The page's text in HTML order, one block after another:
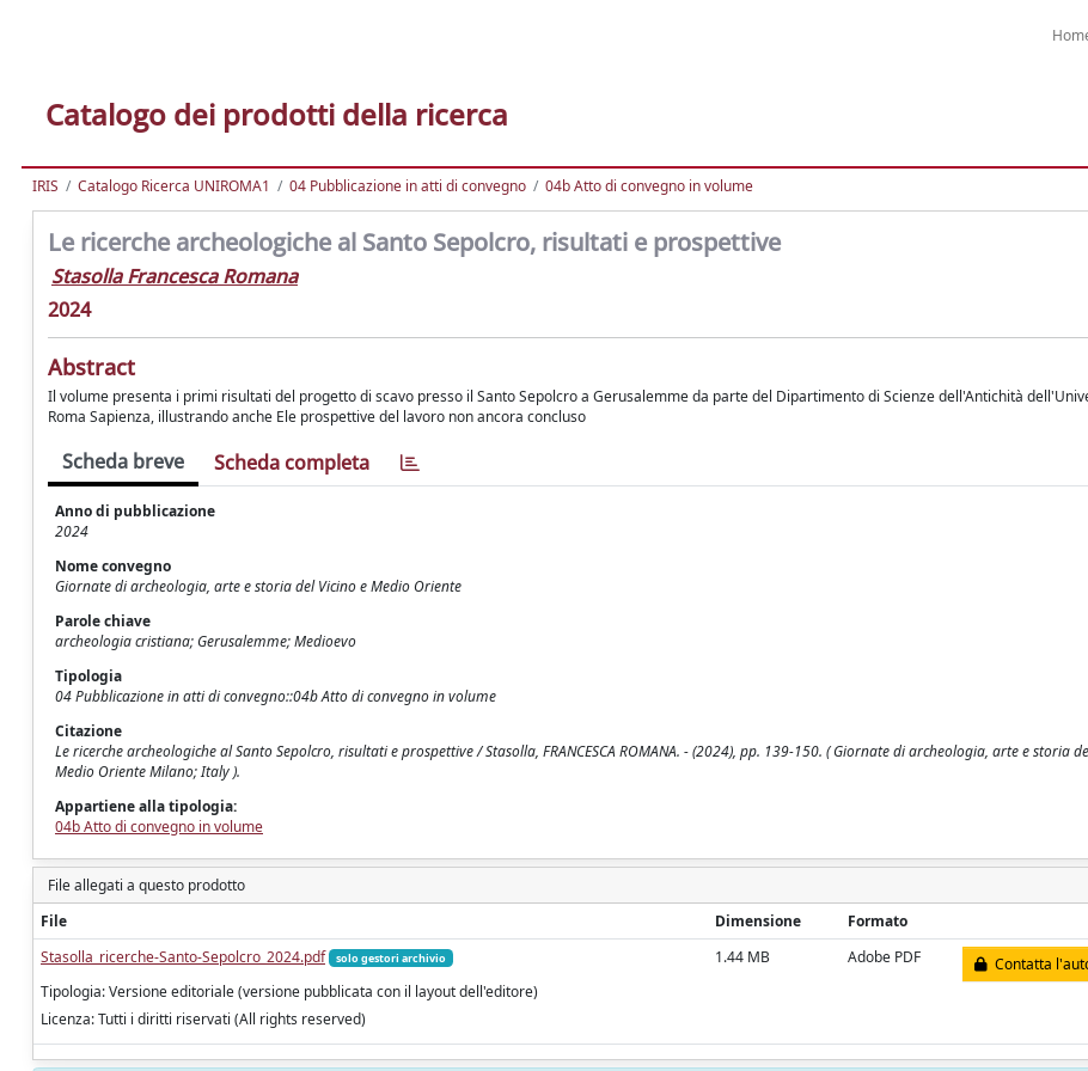
Catalogo dei prodotti della ricerca
IRIS Catalogo Ricerca UNIROMA1 04 Pubblicazione in atti di convegno 04b Atto di convegno in volume
Le ricerche archeologiche al Santo Sepolcro, risultati e prospettive
Stasolla Francesca Romana
2024
Abstract
Il volume presenta i primi risultati del progetto di scavo presso il Santo Sepolcro a Gerusalemme da parte del Dipartimento di Scienze dell'Antichità
Roma Sapienza, illustrando anche Ele prospettive del lavoro non ancora concluso
Scheda breve Scheda completa
Anno di pubblicazione
2024
Nome convegno
Giornate di archeologia, arte e storia del Vicino e Medio Oriente
Parole chiave
archeologia cristiana; Gerusalemme; Medioevo
Tipologia
04 Pubblicazione in atti di convegno::04b Atto di convegno in volume
Citazione
Le ricerche archeologiche al Santo Sepolcro, risultati e prospettive / Stasolla, FRANCESCA ROMANA. - (2024), pp. 139-150. ( Giornate di archeologia, arte e storia
Medio Oriente Milano; Italy ).
Appartiene alla tipologia:
04b Atto di convegno in volume
File allegati a questo prodotto
File
Dimensione
Formato
Stasolla_ricerche-Santo-Sepolcro_2024.pdf
solo gestori archivio
Tipologia: Versione editoriale (versione pubblicata con il layout dell'editore)
Licenza: Tutti i diritti riservati (All rights reserved)
1.44 MB Adobe PDF Contatta